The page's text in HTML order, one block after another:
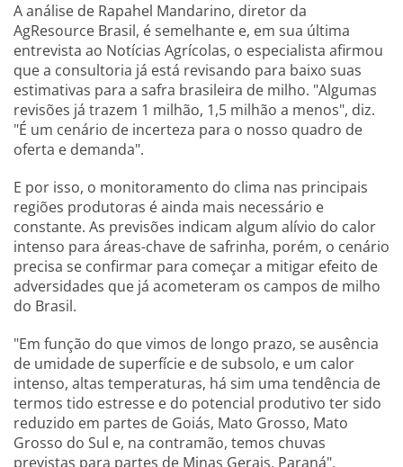
A análise de Rapahel Mandarino, diretor da
AgResource Brasil, é semelhante e, em sua última
entrevista ao Notícias Agrícolas, o especialista afirmou
que a consultoria já está revisando para baixo suas
estimativas para a safra brasileira de milho. "Algumas
revisões já trazem 1 milhão, 1,5 milhão a menos", diz.
"É um cenário de incerteza para o nosso quadro de
oferta e demanda".
E por isso, o monitoramento do clima nas principais
regiões produtoras é ainda mais necessário e
constante. As previsões indicam algum alívio do calor
intenso para áreas-chave de safrinha, porém, o cenário
precisa se confirmar para começar a mitigar efeito de
adversidades que já acometeram os campos de milho
do Brasil.
"Em função do que vimos de longo prazo, se ausência
de umidade de superfície e de subsolo, e um calor
intenso, altas temperaturas, há sim uma tendência de
termos tido estresse e do potencial produtivo ter sido
reduzido em partes de Goiás, Mato Grosso, Mato
Grosso do Sul e, na contramão, temos chuvas
previstas para partes de Minas Gerais, Paraná",